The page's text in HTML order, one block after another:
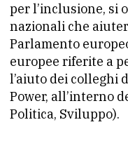
per l’inclusione, si
nazionali che
Parlamento
europee riferite a
l’aiuto dei colleghi
Power, all’interno
Politica, Sviluppo).